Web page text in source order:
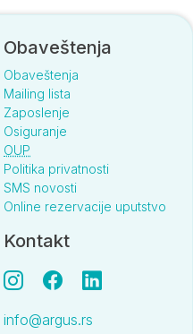
Obaveštenja
Obaveštenja
Mailing lista
Zaposlenje
Osiguranje
OUP
Politika privatnosti
SMS novosti
Online rezervacije uputstvo
Kontakt
info@argus.rs